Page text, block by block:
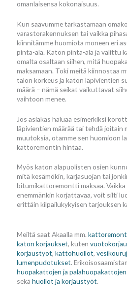
omanlaisensa kokonaisuus.
Kun saavumme tarkastamaan
varastorakennuksen tai vaikka
kiinnitämme huomiota moneen eri
pinta-ala. Katon pinta-ala ja valittu
omalta osaltaan siihen, mitä
maksamaan. Toki meitä kiinnostaa
talon korkeus ja katon läpivientien
määrä – nämä seikat vaikuttavat
vaihtoon menee.
Jos asiakas haluaa esimerkiksi
läpivientien määrää tai tehdä joitain
muutoksia, otamme sen huomioon
kattoremontin hintaa.
Myös katon alapuolisten osien
mitä kesämökin, karjasuojan tai
bitumikattoremontti maksaa. Vaikka
enemmänkin korjattavaa, voit silti
erittäin kilpailukykyisen tarjouksen
Meiltä saat Akaalla mm.
katon korjaukset, kuten
korjaustyöt, kattohuollot,
lumenpudotukset.
huopakattojen ja
sekä huollot ja korjaustyöt.